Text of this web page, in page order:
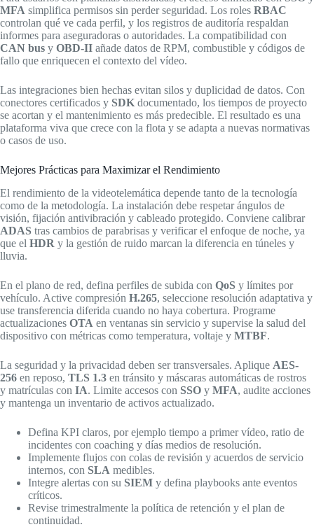
MFA simplifica permisos sin perder seguridad. Los roles RBAC
controlan qué ve cada perfil, y los registros de auditoría respaldan
informes para aseguradoras o autoridades. La compatibilidad con
CAN bus y OBD-II añade datos de RPM, combustible y códigos de
fallo que enriquecen el contexto del vídeo.
Las integraciones bien hechas evitan silos y duplicidad de datos. Con
conectores certificados y SDK documentado, los tiempos de proyecto
se acortan y el mantenimiento es más predecible. El resultado es una
plataforma viva que crece con la flota y se adapta a nuevas normativas
o casos de uso.
Mejores Prácticas para Maximizar el Rendimiento
El rendimiento de la videotelemática depende tanto de la tecnología
como de la metodología. La instalación debe respetar ángulos de
visión, fijación antivibración y cableado protegido. Conviene calibrar
ADAS tras cambios de parabrisas y verificar el enfoque de noche, ya
que el HDR y la gestión de ruido marcan la diferencia en túneles y
lluvia.
En el plano de red, defina perfiles de subida con QoS y límites por
vehículo. Active compresión H.265, seleccione resolución adaptativa y
use transferencia diferida cuando no haya cobertura. Programe
actualizaciones OTA en ventanas sin servicio y supervise la salud del
dispositivo con métricas como temperatura, voltaje y MTBF.
La seguridad y la privacidad deben ser transversales. Aplique AES-
256 en reposo, TLS 1.3 en tránsito y máscaras automáticas de rostros
y matrículas con IA. Limite accesos con SSO y MFA, audite acciones
y mantenga un inventario de activos actualizado.
Defina KPI claros, por ejemplo tiempo a primer vídeo, ratio de
incidentes con coaching y días medios de resolución.
Implemente flujos con colas de revisión y acuerdos de servicio
internos, con SLA medibles.
Integre alertas con su SIEM y defina playbooks ante eventos
críticos.
Revise trimestralmente la política de retención y el plan de
continuidad.